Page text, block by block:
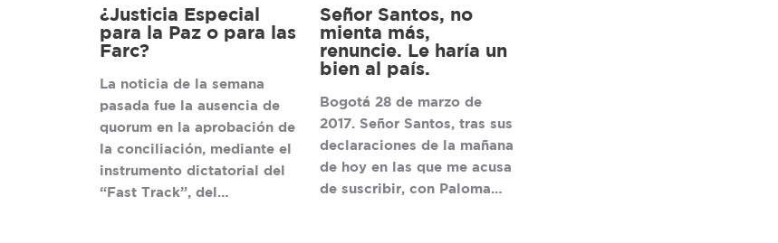
¿Justicia Especial
para la Paz o para las
Farc?
La noticia de la semana
pasada fue la ausencia de
quorum en la aprobación de
la conciliación, mediante el
instrumento dictatorial del
“Fast Track”, del…
Señor Santos, no
mienta más,
renuncie. Le haría un
bien al país.
Bogotá 28 de marzo de
2017. Señor Santos, tras sus
declaraciones de la mañana
de hoy en las que me acusa
de suscribir, con Paloma…